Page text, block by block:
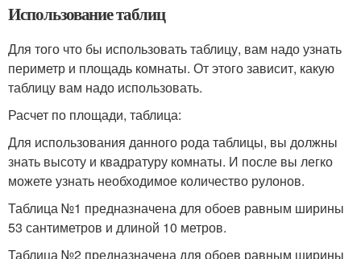
Использование таблиц
Для того что бы использовать таблицу, вам надо узнать
периметр и площадь комнаты. От этого зависит, какую
таблицу вам надо использовать.
Расчет по площади, таблица:
Для использования данного рода таблицы, вы должны
знать высоту и квадратуру комнаты. И после вы легко
можете узнать необходимое количество рулонов.
Таблица №1 предназначена для обоев равным ширины
53 сантиметров и длиной 10 метров.
Таблица №2 предназначена для обоев равным ширины